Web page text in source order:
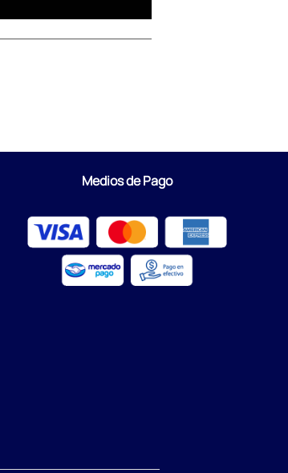
Medios de Pago